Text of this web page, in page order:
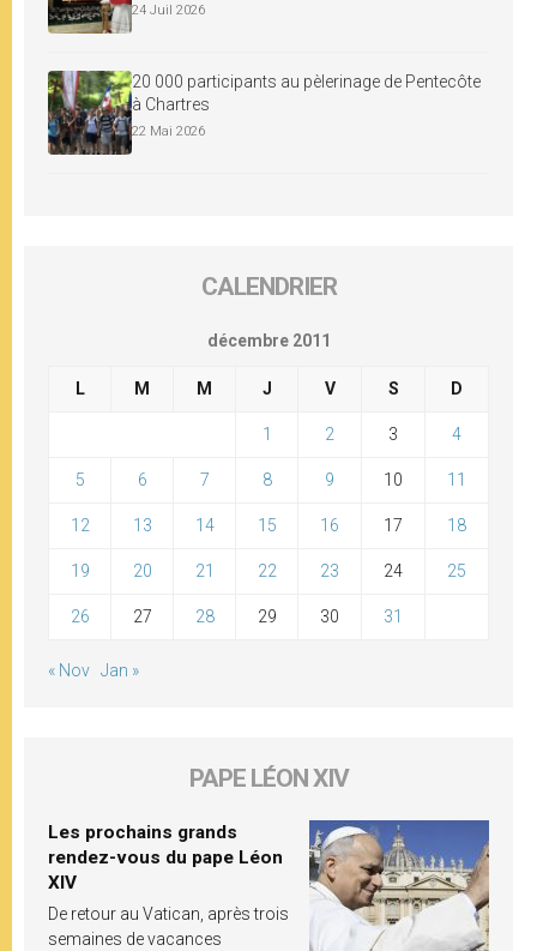
24 Juil 2026
20 000 participants au pèlerinage de Pentecôte
à Chartres
22 Mai 2026
CALENDRIER
décembre 2011
L M M J V S D
1 2 3 4
5 6 7 8 9 10 11
12 13 14 15 16 17 18
19 20 21 22 23 24 25
26 27 28 29 30 31
« Nov Jan »
PAPE LÉON XIV
Les prochains grands
rendez-vous du pape Léon
XIV
De retour au Vatican, après trois
semaines de vacances